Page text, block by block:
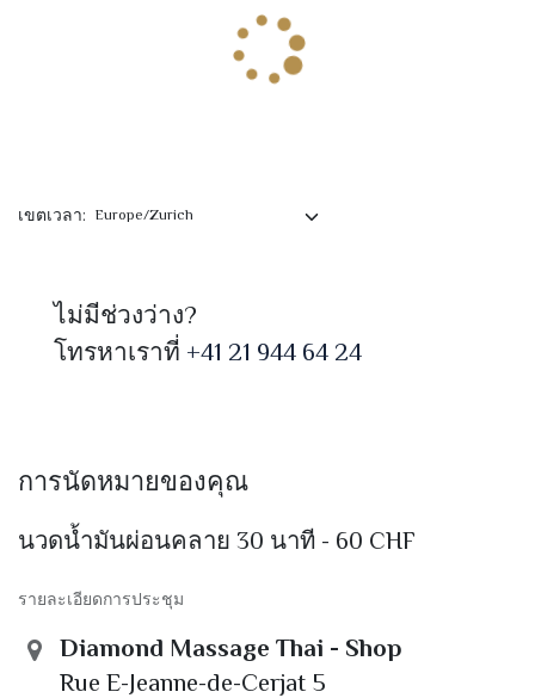
เขตเวลา:
ไม่มีช่วงว่าง?
โทรหาเราที่ +41 21 944 64 24
การนัดหมายของคุณ
นวดน้ำมันผ่อนคลาย 30 นาที - 60 CHF
รายละเอียดการประชุม
Diamond Massage Thai - Shop
Rue E-Jeanne-de-Cerjat 5